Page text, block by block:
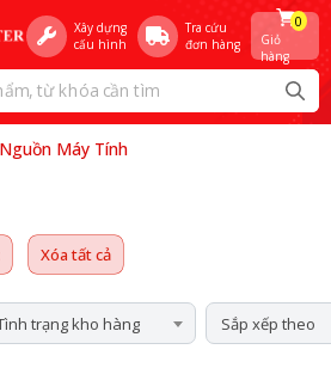
Xây dựng
cấu hình
Tra cứu
đơn hàng
Giỏ
hàng
0
Máy Tính
Xóa tất cả
trạng kho hàng Sắp xếp theo